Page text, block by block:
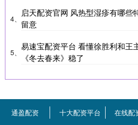
4、
启天配资官网 风热型湿疹有哪些
留意
5、
易速宝配资平台 看懂徐胜利和王
《冬去春来》稳了
通盈配资 十大配资平台 在线配